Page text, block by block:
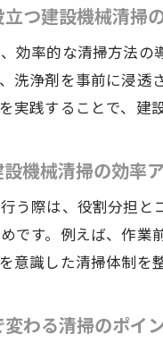
つ建設機械清掃
効率的な清掃方法
洗浄剤を事前に浸
実践することで、建
機械清掃の効率
う際は、役割分担
です。例えば、作業
意識した清掃体制を
わる清掃のポイ